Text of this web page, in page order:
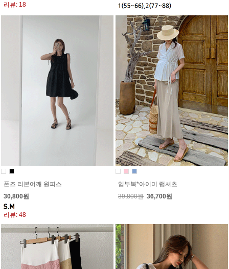
리뷰: 18
폰즈 리본어깨 원피스
30,800원
리뷰: 48
임부복*아이미 랩셔츠
39,800원 36,700원